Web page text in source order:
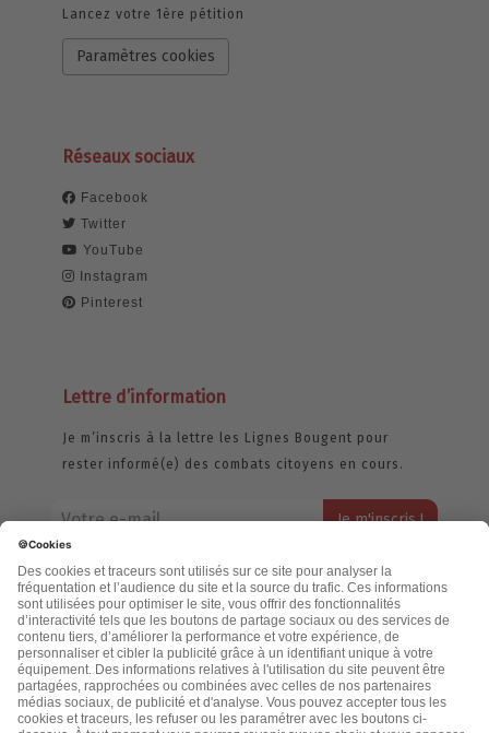
Lancez votre 1ère pétition
Paramètres cookies
Réseaux sociaux
Facebook
Twitter
YouTube
Instagram
Pinterest
Lettre d’information
Je m’inscris à la lettre les Lignes Bougent pour
rester informé(e) des combats citoyens en cours.
jamais échangée. Pour consulter notre politique de confidentialité,
cliquez ici.
Accueil
Politique de confidentialité